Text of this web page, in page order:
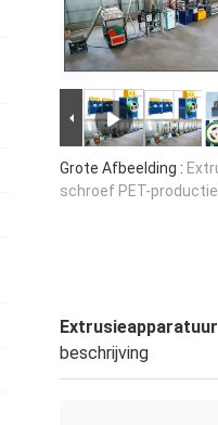
Grote Afbeelding :
schroef PET-
beschrijving